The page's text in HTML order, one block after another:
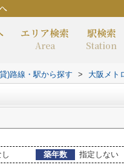
エリア検索
Area
駅検索
Station
)路線・駅から探す > 大阪メト
築年数
指定しない